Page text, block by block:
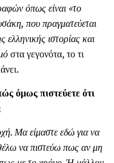
όπως είναι «το
που πραγματεύεται
ιστορίας και
στα γεγονότα, το τι
όμως πιστεύετε ότι
Μα είμαστε εδώ για να
να πιστεύω πως αν μη